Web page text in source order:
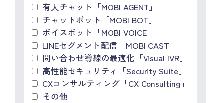
有人チャット「MOBI AGENT」
チャットボット「MOBI BOT」
ボイスボット「MOBI VOICE」
LINEセグメント配信「MOBI CAST」
問い合わせ導線の最適化「Visual IVR」
高性能セキュリティ「Security Suite」
CXコンサルティング「CX Consulting」
その他